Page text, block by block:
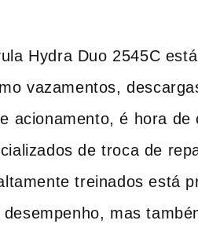
Hydra Duo 2545C
vazamentos,
acionamento, é hora de
de troca de
treinados está
mas